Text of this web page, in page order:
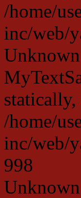
/home/
inc/web/
/home/
inc/web/
998